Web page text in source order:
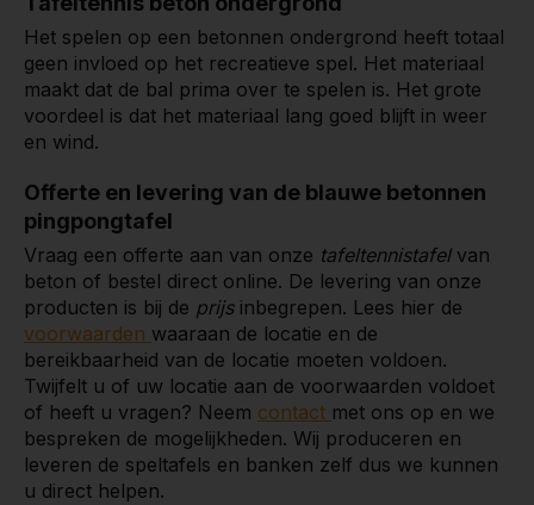
Het spelen op een betonnen ondergrond heeft totaal
geen invloed op het recreatieve spel. Het materiaal
maakt dat de bal prima over te spelen is. Het grote
voordeel is dat het materiaal lang goed blijft in weer
en wind.
Offerte en levering van de blauwe betonnen
pingpongtafel
Vraag een offerte aan van onze tafeltennistafel van
beton of bestel direct online. De levering van onze
producten is bij de prijs inbegrepen. Lees hier de
voorwaarden waaraan de locatie en de
bereikbaarheid van de locatie moeten voldoen.
Twijfelt u of uw locatie aan de voorwaarden voldoet
of heeft u vragen? Neem contact met ons op en we
bespreken de mogelijkheden. Wij produceren en
leveren de speltafels en banken zelf dus we kunnen
u direct helpen.